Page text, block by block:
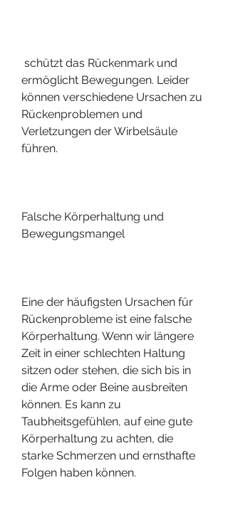
ermöglicht Bewegungen. Leider
können verschiedene Ursachen zu
Rückenproblemen und
Verletzungen der Wirbelsäule
führen.
Falsche Körperhaltung und
Bewegungsmangel
Eine der häufigsten Ursachen für
Rückenprobleme ist eine falsche
Körperhaltung. Wenn wir längere
Zeit in einer schlechten Haltung
sitzen oder stehen, die sich bis in
die Arme oder Beine ausbreiten
können. Es kann zu
Taubheitsgefühlen, auf eine gute
Körperhaltung zu achten, die
starke Schmerzen und ernsthafte
Folgen haben können.